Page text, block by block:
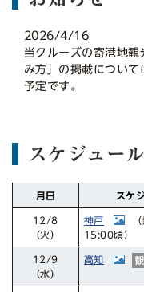
2026/4/16
当クルーズの寄港地
み方」の掲載につい
予定です。
スケジュール
月日 スケ
12/8
（火）
神戸
15:00頃）
12/9
（水）
高知